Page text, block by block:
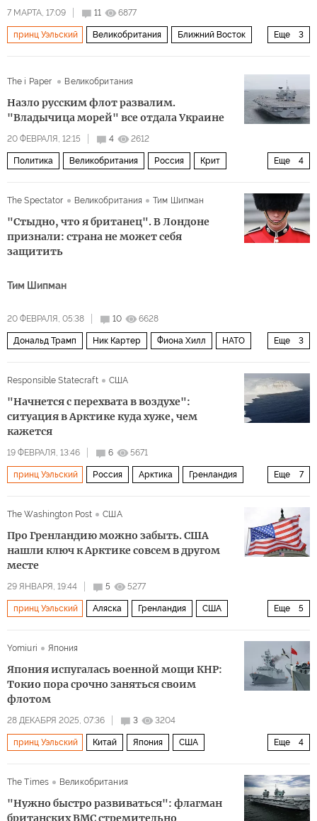
7 МАРТА, 17:09 11 6877
Еще 3
принц Уэльский Великобритания Ближний Восток
The i Paper Великобритания
Назло русским флот развалим.
"Владычица морей" все отдала Украине
20 ФЕВРАЛЯ, 12:15 4 2612
Еще 4
Политика Великобритания Россия Крит
The Spectator
Великобритания Тим Шипман
"Стыдно, что я британец". В Лондоне
признали: страна не может себя
защитить
Тим Шипман
20 ФЕВРАЛЯ, 05:38 10 6628
Еще 3
Дональд Трамп Ник Картер Фиона Хилл НАТО
Responsible Statecraft
США
"Начнется с перехвата в воздухе":
ситуация в Арктике куда хуже, чем
кажется
19 ФЕВРАЛЯ, 13:46 6 5671
Еще 7
принц Уэльский Россия Арктика Гренландия
The Washington Post США
Про Гренландию можно забыть. США
нашли ключ к Арктике совсем в другом
месте
29 ЯНВАРЯ, 19:44 5 5277
Еще 5
принц Уэльский Аляска Гренландия США
Yomiuri Япония
Япония испугалась военной мощи КНР:
Токио пора срочно заняться своим
флотом
28 ДЕКАБРЯ 2025, 07:36 3 3204
Еще 4
принц Уэльский Китай Япония США
The Times
Великобритания
"Нужно быстро развиваться": флагман
британских ВМС стремительно